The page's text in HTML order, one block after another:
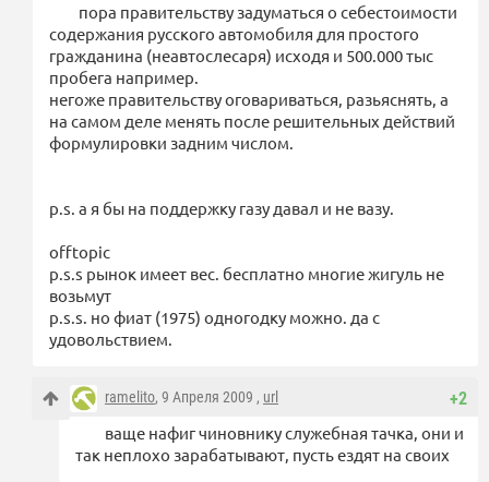
пора правительству задуматься о себестоимости
содержания русского автомобиля для простого
гражданина (неавтослесаря) исходя и 500.000 тыс
пробега например.
негоже правительству оговариваться, разьяснять, а
на самом деле менять после решительных действий
формулировки задним числом.
p.s. а я бы на поддержку газу давал и не вазу.
offtopic
p.s.s рынок имеет вес. бесплатно многие жигуль не
возьмут
p.s.s. но фиат (1975) одногодку можно. да с
удовольствием.
+2
ramelito, 9 Апреля 2009 , url
ваще нафиг чиновнику служебная тачка, они и
так неплохо зарабатывают, пусть ездят на своих